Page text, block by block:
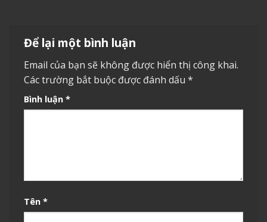
Để lại một bình luận
Email của bạn sẽ không được hiển thị công khai.
Các trường bắt buộc được đánh dấu *
Bình luận *
Tên *